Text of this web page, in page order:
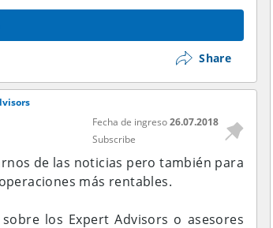
Share
Fecha de ingreso26.07.2018
Subscribe
de las noticias pero también para
más rentables.
los Expert Advisors o asesores